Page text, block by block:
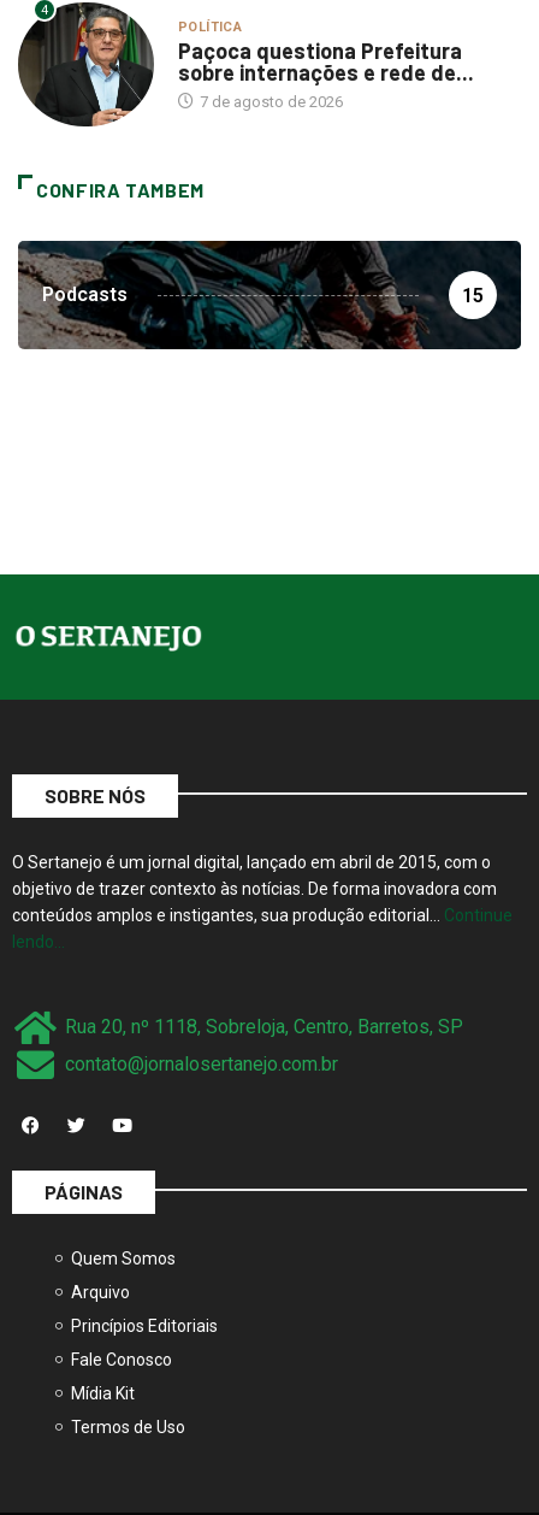
4
POLÍTICA
Paçoca questiona Prefeitura
sobre internações e rede de...
7 de agosto de 2026
CONFIRA TAMBEM
Podcasts 15
SOBRE NÓS
O Sertanejo é um jornal digital, lançado em abril de 2015, com o
objetivo de trazer contexto às notícias. De forma inovadora com
conteúdos amplos e instigantes, sua produção editorial… Continue
lendo…
Rua 20, nº 1118, Sobreloja, Centro, Barretos, SP
contato@jornalosertanejo.com.br
PÁGINAS
Quem Somos
Arquivo
Princípios Editoriais
Fale Conosco
Mídia Kit
Termos de Uso